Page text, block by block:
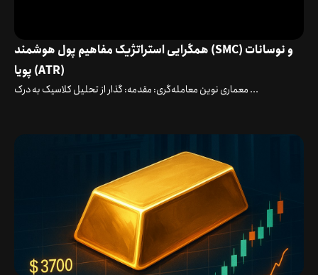
همگرایی استراتژیک مفاهیم پول هوشمند (SMC) و نوسانات
پویا (ATR)
معماری نوین معامله‌گری: مقدمه: گذار از تحلیل کلاسیک به درک ...